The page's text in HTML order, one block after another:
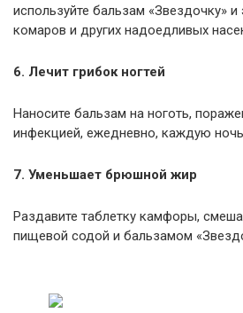
используйте бальзам «Звездочку»
комаров и других надоедливых
6. Лечит грибок ногтей
Наносите бальзам на ноготь,
инфекцией, ежедневно, каждую
7. Уменьшает брюшной жир
Раздавите таблетку камфоры,
пищевой содой и бальзамом